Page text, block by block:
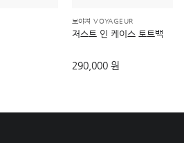
보야져 VOYAGEUR
저스트 인 케이스 토트백
290,000 원